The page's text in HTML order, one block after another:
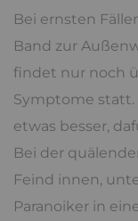
Bei ernsten
Band zur
findet nur noch
Symptome statt.
etwas besser,
Bei der
Feind innen,
Paranoiker in